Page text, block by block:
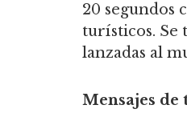
20 segundos
turísticos. Se
lanzadas al
Mensajes de